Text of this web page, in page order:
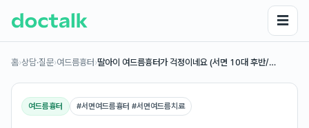
☰
홈›상담·질문›여드름흉터 ›딸아이 여드름흉터가 걱정이네요 (서면 10대 후반/…
여드름흉터 #서면여드름흉터 #서면여드름치료